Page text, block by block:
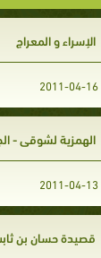
الإسراء و المعراج
2011-04-16
الهمزية لشوقي -
2011-04-13
قصيدة حسان بن